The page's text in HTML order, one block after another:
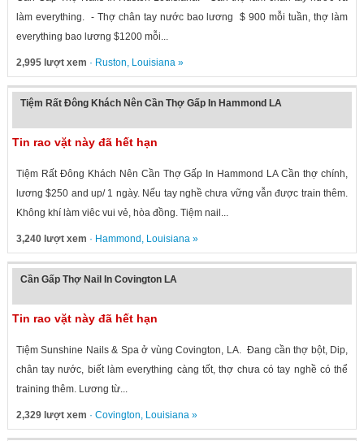
làm everything. - Thợ chân tay nước bao lương $ 900 mỗi tuần, thợ làm
everything bao lương $1200 mỗi...
2,995 lượt xem · Ruston, Louisiana»
Tiệm Rất Đông Khách Nên Cần Thợ Gấp In Hammond LA
Tin rao vặt này đã hết hạn
Tiệm Rất Đông Khách Nên Cần Thợ Gấp In Hammond LA Cần thợ chính,
lương $250 and up/ 1 ngày. Nếu tay nghề chưa vững vẫn được train thêm.
Không khí làm viêc vui vẻ, hòa đồng. Tiệm nail...
3,240 lượt xem · Hammond , Louisiana»
Cần Gấp Thợ Nail In Covington LA
Tin rao vặt này đã hết hạn
Tiệm Sunshine Nails & Spa ở vùng Covington, LA. Đang cần thợ bột, Dip,
chân tay nước, biết làm everything càng tốt, thợ chưa có tay nghề có thể
training thêm. Lương từ...
2,329 lượt xem · Covington, Louisiana»